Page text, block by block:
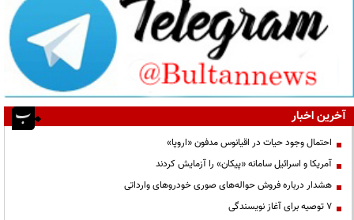
آخرین اخبار
احتمال وجود حیات در اقیانوس مدفون «اروپا»
آمریکا و اسرائیل سامانه «پیکان» را آزمایش کردند
هشدار درباره فروش حواله‌های صوری خودروهای وارداتی
۷ توصیه برای آغاز نویسندگی